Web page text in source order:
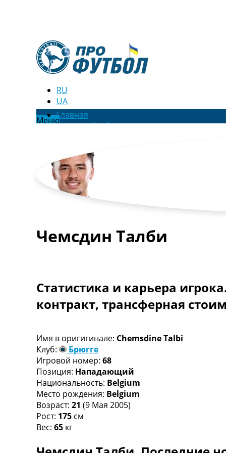
RU
UA
МенюГлавная
Новости футбола
Новости футбола Украины
Последние комментарии
Конкурс прогнозов
Логин
Рейтинги
Турниры
Чемпионат Мира
Англия. Премьер Лига
Испания. Ла Лига
Другие Турниры >>>
Таблицы групп Чемпионата Мира
Украина. Премьер-Лига
Украина. Первая Лига
Лига Чемпионов. Таблицы групп
Англия. Премьер-Лига
Испания. Ла Лига
Все таблицы >>>
Рейтинги
Рейтинг ФИФА
Чемсдин Талби
Статистика и карьера
контракт, трансферная
Имя в оригигинале: Chemsdine Talbi
Клуб:
Брюгге
Игровой номер: 68
Позиция: Нападающий
Национальность: Belgium
Место рождения: Belgium
Возраст: 21 (9 Мая 2005)
Рост: 175 см
Вес: 65 кг